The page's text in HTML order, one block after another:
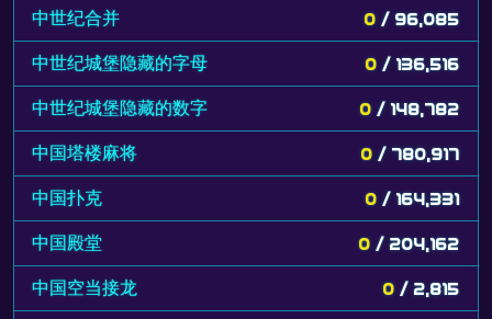
中世纪合并 0 / 96,085
中世纪城堡隐藏的字母 0 / 136,516
中世纪城堡隐藏的数字 0 / 148,782
中国塔楼麻将 0 / 780,917
中国扑克 0 / 164,331
中国殿堂 0 / 204,162
中国空当接龙 0 / 2,815